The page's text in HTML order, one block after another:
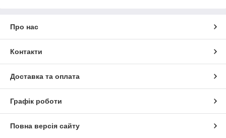
Про нас
Контакти
Доставка та оплата
Графік роботи
Повна версія сайту